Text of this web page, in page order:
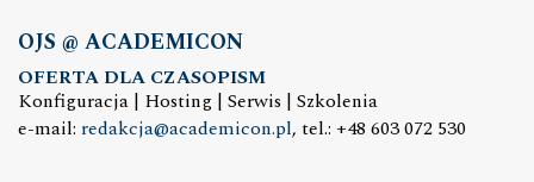
OJS @ ACADEMICON
OFERTA DLA CZASOPISM
Konfiguracja | Hosting | Serwis | Szkolenia
e-mail: redakcja@academicon.pl, tel.: +48 603 072 530